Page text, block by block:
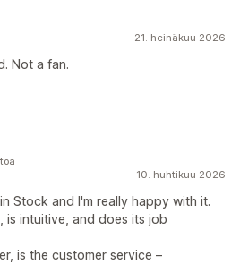
21. heinäkuu 2026
Not a fan.
10. huhtikuu 2026
in Stock and I'm really happy with it.
is intuitive, and does its job
is the customer service –